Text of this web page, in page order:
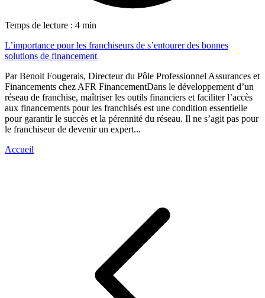
Temps de lecture : 4 min
L’importance pour les franchiseurs de s’entourer des bonnes
solutions de financement
Par Benoit Fougerais, Directeur du Pôle Professionnel Assurances et
Financements chez AFR FinancementDans le développement d’un
réseau de franchise, maîtriser les outils financiers et faciliter l’accès
aux financements pour les franchisés est une condition essentielle
pour garantir le succès et la pérennité du réseau. Il ne s’agit pas pour
le franchiseur de devenir un expert...
Accueil